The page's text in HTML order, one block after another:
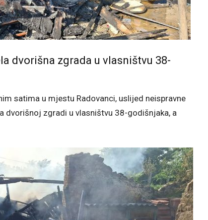
dvorišna zgrada u vlasništvu 38-
satima u mjestu Radovanci, uslijed neispravne
dvorišnoj zgradi u vlasništvu 38-godišnjaka, a